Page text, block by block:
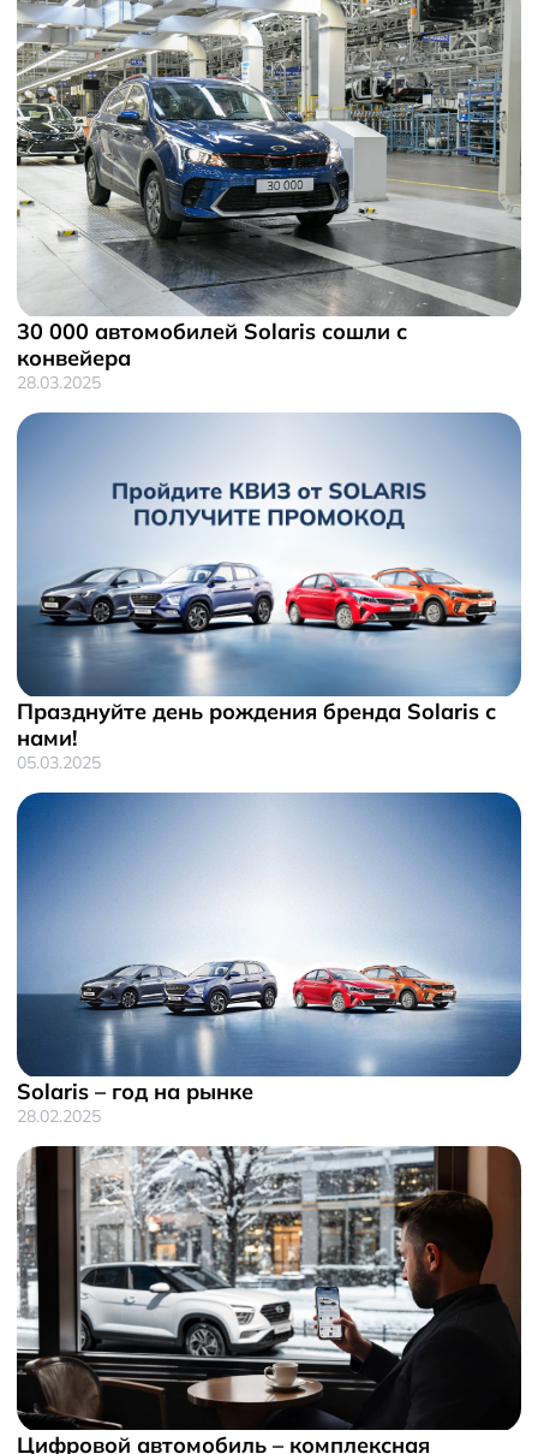
30 000 автомобилей Solaris сошли с
конвейера
28.03.2025
Празднуйте день рождения бренда Solaris с
нами!
05.03.2025
Solaris – год на рынке
28.02.2025
Цифровой автомобиль – комплексная